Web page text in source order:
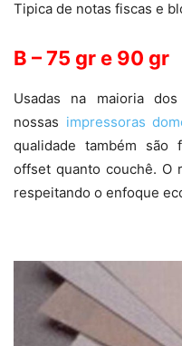
Tipica de notas fiscas e
B – 75 gr e 90 gr
Usadas na maioria
nossas impressoras
qualidade também são
offset quanto couchê. O
respeitando o enfoque